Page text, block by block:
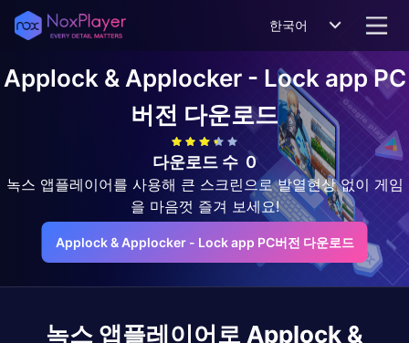
한국어
Applock & Applocker - Lock appPC
버전 다운로드
다운로드 수 0
녹스 앱플레이어를 사용해 큰 스크린으로 발열현상 없이 게임
을 마음껏 즐겨 보세요!
Applock & Applocker - Lock app PC버전 다운로드
녹스 앱플레이어로 Applock &